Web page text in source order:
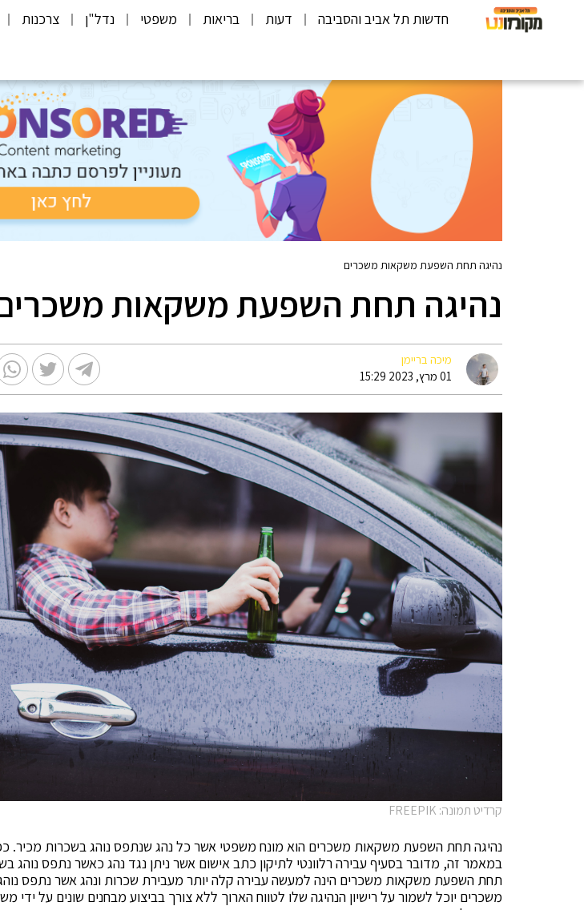
חדשות תל אביב והסביבה דעות בריאות משפטי נדל"ן צרכנות
נהיגה תחת השפעת משקאות משכרים
נהיגה תחת השפעת משקאות
מיכה בריימן
01 מרץ, 2023 15:29
קרדיט תמונה: FREEPIK
נהיגה תחת השפעת משקאות משכרים הוא מונח משפטי אשר כל נהג שנתפס נוהג בשכרות מכיר.
במאמר זה, מדובר בסעיף עבירה רלוונטי לתיקון כתב אישום אשר ניתן נגד נהג כאשר נתפס נוהג
תחת השפעת משקאות משכרים הינה למעשה עבירה קלה יותר מעבירת שכרות ונהג אשר נתפס
משכרים יוכל לשמור על רישיון הנהיגה שלו לטווח הארוך ללא צורך בביצוע מבחנים שונים על ידי